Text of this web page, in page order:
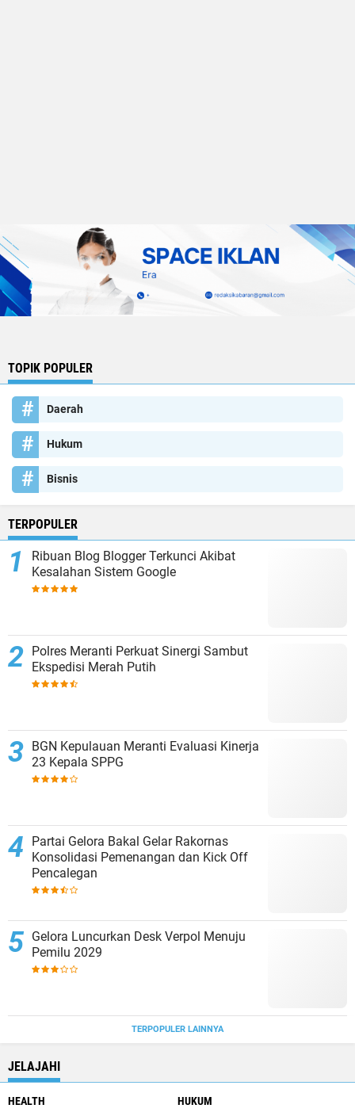
TOPIK POPULER
Daerah
Hukum
Bisnis
TERPOPULER
Ribuan Blog Blogger Terkunci Akibat
Kesalahan Sistem Google
Polres Meranti Perkuat Sinergi Sambut
Ekspedisi Merah Putih
BGN Kepulauan Meranti Evaluasi Kinerja
23 Kepala SPPG
Partai Gelora Bakal Gelar Rakornas
Konsolidasi Pemenangan dan Kick Off
Pencalegan
Gelora Luncurkan Desk Verpol Menuju
Pemilu 2029
TERPOPULER LAINNYA
JELAJAHI
HEALTH
HUKUM